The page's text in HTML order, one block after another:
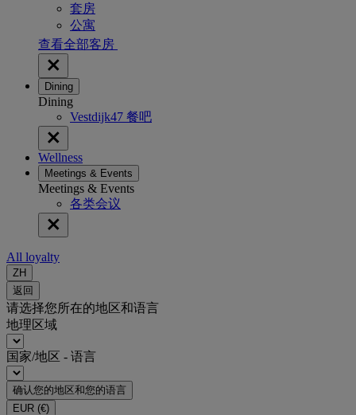
套房
公寓
查看全部客房
Dining
Dining
Vestdijk47 餐吧
Wellness
Meetings & Events
Meetings & Events
各类会议
All loyalty
ZH
返回
请选择您所在的地区和语言
地理区域
国家/地区 - 语言
确认您的地区和您的语言
EUR (€)